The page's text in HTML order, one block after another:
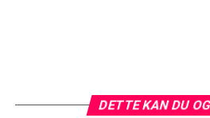
DETTE KAN DU